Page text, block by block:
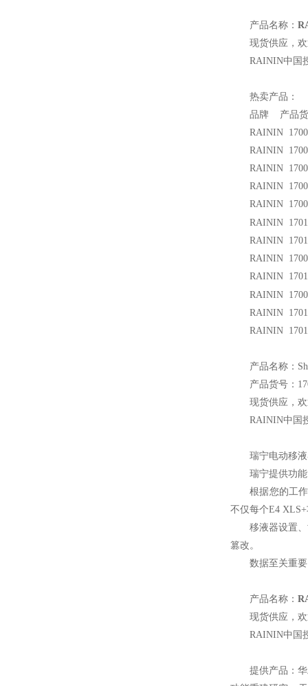
产品名称：
现货供应，
RAININ中国
热卖产品：
品牌 产品
RAININ
RAININ
RAININ
RAININ
RAININ
RAININ
RAININ
RAININ
RAININ
RAININ
RAININ
RAININ
产品名称：
产品货号：
现货供应，
RAININ中国
瑞宁电动移
瑞宁提供功
根据您的工
不仅每个E4
移液器设置
篡改。
数据至关重
产品名称：
现货供应，
RAININ中国
提供产品：